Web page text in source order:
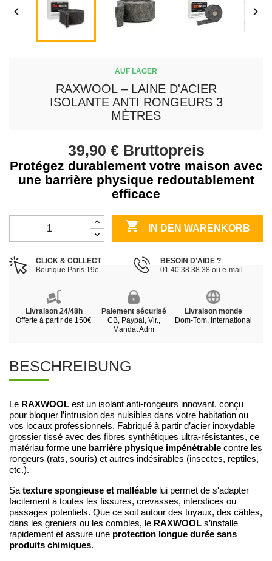
 
AUF LAGER
RAXWOOL – LAINE D'ACIER
ISOLANTE ANTI RONGEURS 3
MÈTRES
39,90 € Bruttopreis
Protégez durablement votre maison avec
une barrière physique redoutablement
efficace
 IN DEN WARENKORB
CLICK & COLLECT
Boutique Paris 19e
BESOIN D’AIDE ?
01 40 38 38 38 ou e-mail
Livraison 24/48h
Offerte à partir de 150€
Paiement sécurisé
CB, Paypal, Vir.,
Mandat Adm
Livraison monde
Dom-Tom, International
BESCHREIBUNG
Le RAXWOOL est un isolant anti-rongeurs innovant, conçu
pour bloquer l’intrusion des nuisibles dans votre habitation ou
vos locaux professionnels. Fabriqué à partir d’acier inoxydable
grossier tissé avec des fibres synthétiques ultra-résistantes, ce
matériau forme une barrière physique impénétrable contre les
rongeurs (rats, souris) et autres indésirables (insectes, reptiles,
etc.).
Sa texture spongieuse et malléable lui permet de s'adapter
facilement à toutes les fissures, crevasses, interstices ou
passages potentiels. Que ce soit autour des tuyaux, des câbles,
dans les greniers ou les combles, le RAXWOOL s’installe
rapidement et assure une protection longue durée sans
produits chimiques.